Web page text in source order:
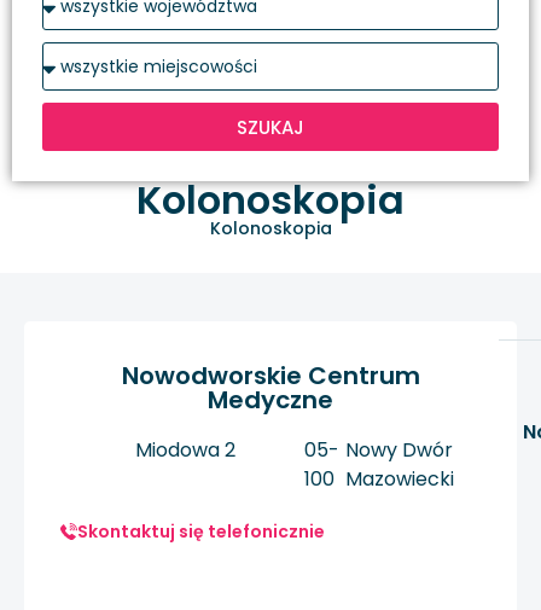
SZUKAJ
Kolonoskopia
Kolonoskopia
Nowodworskie Centrum
Medyczne
Miodowa 2
05-
100
Nowy Dwór
Mazowiecki
Skontaktuj się telefonicznie